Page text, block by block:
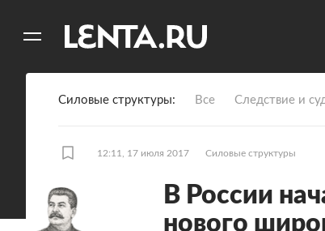
Силовые структуры Все Следствие и
12:11, 17 июля 2017 Силовые структуры
В России
нового